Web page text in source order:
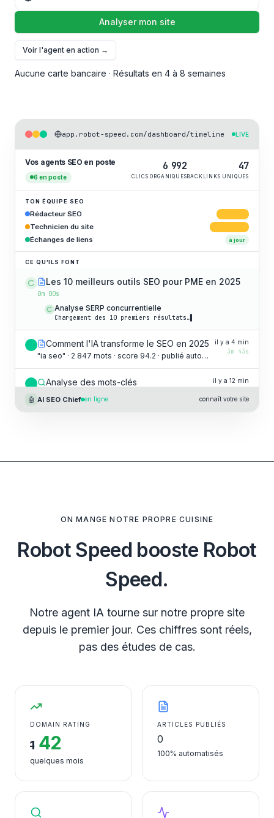
Analyser mon site
Voir l'agent en action →
Aucune carte bancaire · Résultats en 4 à 8 semaines
app.robot-speed.com/dashboard/timeline LIVE
Vos agents SEO en poste
6 en poste
6 992
CLICS ORGANIQUES
47
BACKLINKS UNIQUES
TON ÉQUIPE SEO
Rédacteur SEO
Technicien du site
Échanges de liens à jour
CE QU'ILS FONT
Les 10 meilleurs outils SEO pour PME en 2025
0m 00s
Analyse SERP concurrentielle
Chargement des 10 premiers résultats…
Comment l'IA transforme le SEO en 2025
"ia seo" · 2 847 mots · score 94.2 · publié automatiquement
il y a 4 min
3m 43s
Analyse des mots-clés il y a 12 min
🤖 AI SEO Chief en ligne connaît votre site
ON MANGE NOTRE PROPRE CUISINE
Robot Speed booste Robot
Speed.
Notre agent IA tourne sur notre propre site
depuis le premier jour. Ces chiffres sont réels,
pas des études de cas.
DOMAIN RATING
1 42
quelques mois
ARTICLES PUBLIÉS
0
100% automatisés